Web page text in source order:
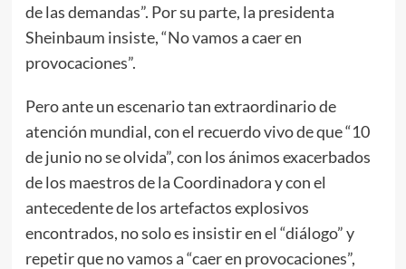
de las demandas”. Por su parte, la presidenta
Sheinbaum insiste, “No vamos a caer en
provocaciones”.
Pero ante un escenario tan extraordinario de
atención mundial, con el recuerdo vivo de que “10
de junio no se olvida”, con los ánimos exacerbados
de los maestros de la Coordinadora y con el
antecedente de los artefactos explosivos
encontrados, no solo es insistir en el “diálogo” y
repetir que no vamos a “caer en provocaciones”,